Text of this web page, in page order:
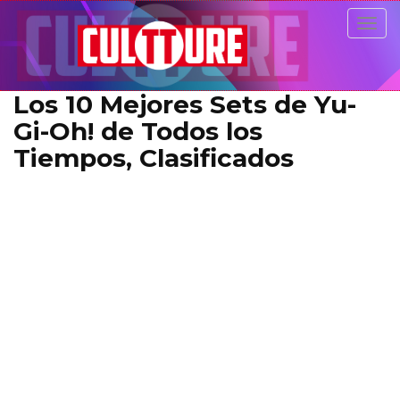
Los 10 Mejores Sets de Yu-
Gi-Oh! de Todos los
Tiempos, Clasificados